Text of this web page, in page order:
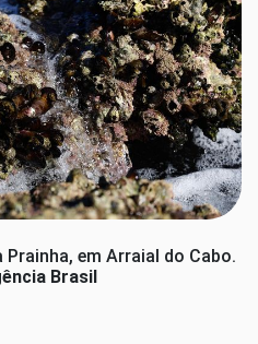
em Arraial do Cabo.
Brasil